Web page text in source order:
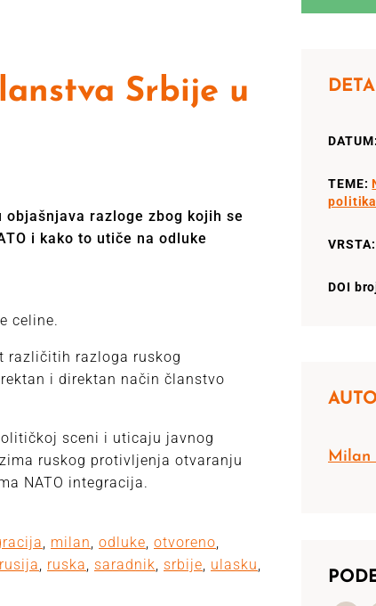
Srbije u
razloge zbog kojih se
i kako to utiče na odluke
celine.
različitih razloga ruskog
i direktan način članstvo
sceni i uticaju javnog
ruskog protivljenja otvaranju
NATO integracija.
, milan, odluke, otvoreno,
rusija, ruska, saradnik, srbije, ulasku,
TEME:
DOI
Milan